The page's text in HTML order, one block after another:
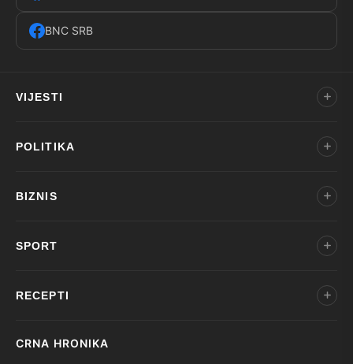
BNC SRB
VIJESTI
POLITIKA
BIZNIS
SPORT
RECEPTI
CRNA HRONIKA